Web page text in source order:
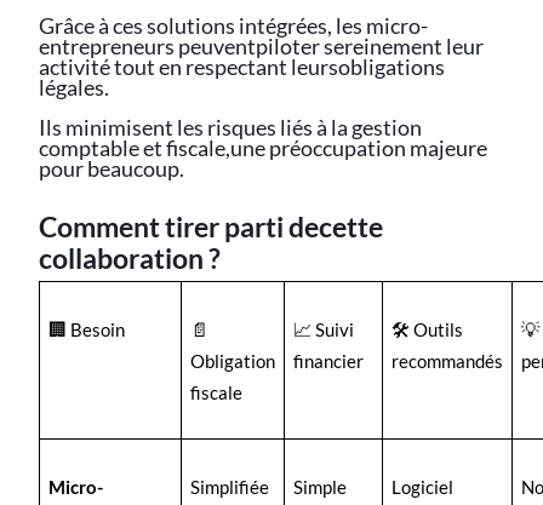
Grâce à ces solutions intégrées, les micro-
entrepreneurs peuventpiloter sereinement leur
activité tout en respectant leursobligations
légales.
Ils minimisent les risques liés à la gestion
comptable et fiscale,une préoccupation majeure
pour beaucoup.
Comment tirer parti decette
collaboration ?
🏢 Besoin
📄
Obligation
fiscale
📈 Suivi
financier
🛠️ Outils
recommandés
💡
Micro-
Simplifiée Simple
Logiciel